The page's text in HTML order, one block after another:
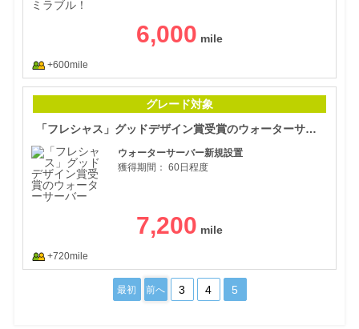
6,000
+600mile
グレード対象
「フレシャス」グッドデザイン賞受賞のウォーターサーバー
ウォーターサーバー新規設置
獲得期間： 60日程度
7,200
+720mile
最初 前へ 3 4 5